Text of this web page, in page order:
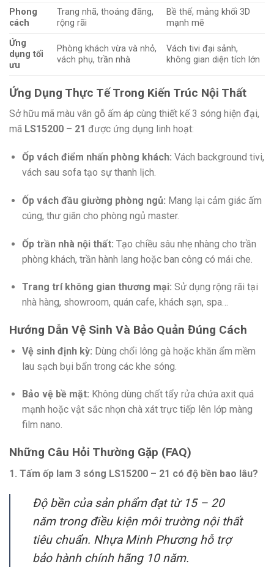
Phong
cách
Trang nhã, thoáng đãng,
rộng rãi
Bề thế, mảng khối 3D
mạnh mẽ
Ứng
dụng tối
ưu
Phòng khách vừa và nhỏ,
vách phụ, trần nhà
Vách tivi đại sảnh,
không gian diện tích lớn
Ứng Dụng Thực Tế Trong Kiến Trúc Nội Thất
Sở hữu mã màu vân gỗ ấm áp cùng thiết kế 3 sóng hiện đại,
mã LS15200 – 21 được ứng dụng linh hoạt:
Ốp vách điểm nhấn phòng khách: Vách background tivi,
vách sau sofa tạo sự thanh lịch.
Ốp vách đầu giường phòng ngủ: Mang lại cảm giác ấm
cúng, thư giãn cho phòng ngủ master.
Ốp trần nhà nội thất: Tạo chiều sâu nhẹ nhàng cho trần
phòng khách, trần hành lang hoặc ban công có mái che.
Trang trí không gian thương mại: Sử dụng rộng rãi tại
nhà hàng, showroom, quán cafe, khách sạn, spa…
Hướng Dẫn Vệ Sinh Và Bảo Quản Đúng Cách
Vệ sinh định kỳ: Dùng chổi lông gà hoặc khăn ẩm mềm
lau sạch bụi bẩn trong các khe sóng.
Bảo vệ bề mặt: Không dùng chất tẩy rửa chứa axit quá
mạnh hoặc vật sắc nhọn chà xát trực tiếp lên lớp màng
film nano.
Những Câu Hỏi Thường Gặp (FAQ)
1. Tấm ốp lam 3 sóng LS15200 – 21 có độ bền bao lâu?
Độ bền của sản phẩm đạt từ 15 – 20
năm trong điều kiện môi trường nội thất
tiêu chuẩn. Nhựa Minh Phương hỗ trợ
bảo hành chính hãng 10 năm.